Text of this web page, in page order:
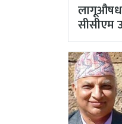
लागूऔषध
सीसीएम
गुरुङको
अध्यक्ष…